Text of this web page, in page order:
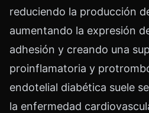
reduciendo la producción
aumentando la expresión
adhesión y creando una
proinflamatoria y
endotelial diabética suele
la enfermedad